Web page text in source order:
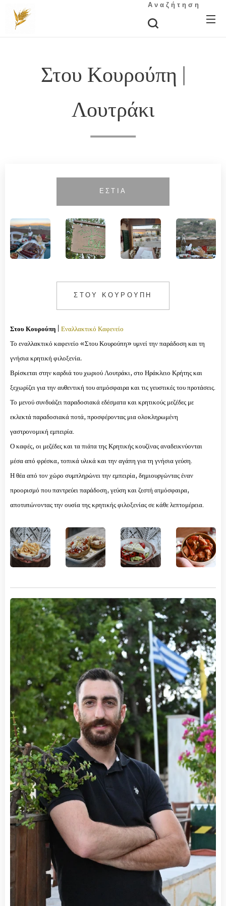
Αναζήτηση
Στου Κουρούπη |
Λουτράκι
ΕΣΤΙΑ
ΣΤΟΥ ΚΟΥΡΟΥΠΗ
Στου Κουρούπη Εναλλακτικό Καφενείο
Το εναλλακτικό καφενείο «Στου Κουρούπη» υμνεί την παράδοση και τη
γνήσια κρητική φιλοξενία.
Βρίσκεται στην καρδιά του χωριού Λουτράκι, στο Ηράκλειο Κρήτης και
ξεχωρίζει για την αυθεντική του ατμόσφαιρα και τις γευστικές του προτάσεις.
Το μενού συνδυάζει παραδοσιακά εδέσματα και κρητικούς μεζέδες με
εκλεκτά παραδοσιακά ποτά, προσφέροντας μια ολοκληρωμένη
γαστρονομική εμπειρία.
Ο καφές, οι μεζέδες και τα πιάτα της Κρητικής κουζίνας αναδεικνύονται
μέσα από φρέσκα, τοπικά υλικά και την αγάπη για τη γνήσια γεύση.
Η θέα από τον χώρο συμπληρώνει την εμπειρία, δημιουργώντας έναν
προορισμό που παντρεύει παράδοση, γεύση και ζεστή ατμόσφαιρα,
αποτυπώνοντας την ουσία της κρητικής φιλοξενίας σε κάθε λεπτομέρεια.